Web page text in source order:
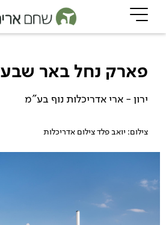
פארק נחל באר שבע
ירון - ארי אדריכלות נוף בע"מ
צילום: יואב פלד צילום אדריכלות